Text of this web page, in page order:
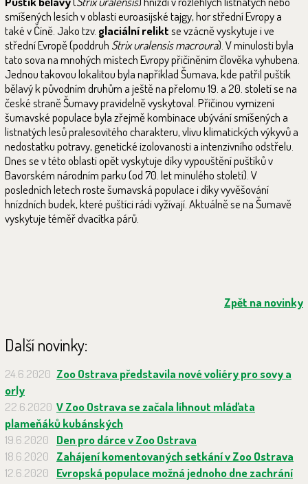
smíšených lesích v oblasti euroasijské tajgy, hor střední Evropy a
také v Číně. Jako tzv. glaciální reliktse vzácně vyskytuje i ve
střední Evropě (poddruh Strix uralensis macroura). V minulosti byla
tato sova na mnohých místech Evropy přičiněním člověka vyhubena.
Jednou takovou lokalitou byla například Šumava, kde patřil puštík
bělavý k původním druhům a ještě na přelomu 19. a 20. století se na
české straně Šumavy pravidelně vyskytoval. Příčinou vymizení
šumavské populace byla zřejmě kombinace ubývání smíšených a
listnatých lesů pralesovitého charakteru, vlivu klimatických výkyvů a
nedostatku potravy, genetické izolovanosti a intenzivního odstřelu.
Dnes se v této oblasti opět vyskytuje díky vypouštění puštíků v
Bavorském národním parku (od 70. let minulého století). V
posledních letech roste šumavská populace i díky vyvěšování
hnízdních budek, které puštíci rádi vyžívají. Aktuálně se na Šumavě
vyskytuje téměř dvacítka párů.
Zpět na novinky
Další novinky:
24.6.2020 Zoo Ostrava představila nové voliéry pro sovy a
orly
22.6.2020 V Zoo Ostrava se začala líhnout mláďata
plameňáků kubánských
19.6.2020
Den pro dárce v Zoo Ostrava
18.6.2020
Zahájení komentovaných setkání v Zoo Ostrava
12.6.2020
Evropská populace možná jednoho dne zachrání